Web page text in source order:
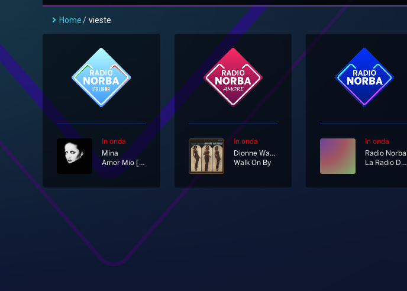
Home/ vieste
In onda
Mina
Amor Mio [Remastered]
In onda
Dionne Warwick
Walk On By
In onda
Radio Norba
La Radio Del Sud